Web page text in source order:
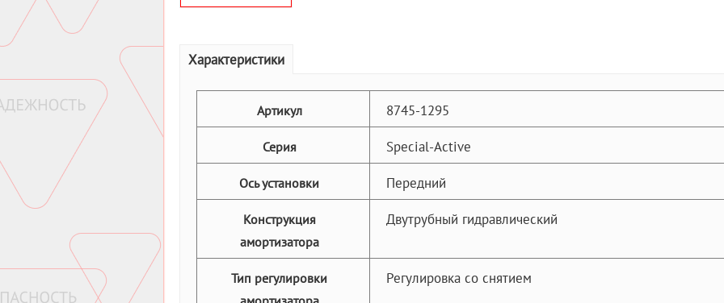
Характеристики
Артикул 8745-1295
Серия Special-Active
Ось установки Передний
Конструкция
амортизатора
Двутрубный гидравлический
Тип регулировки
Регулировка со снятием